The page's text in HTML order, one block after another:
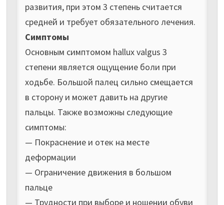
развития, при этом 3 степень считается
средней и требует обязательного лечения.
Симптомы
Основным симптомом hallux valgus 3
степени является ощущение боли при
ходьбе. Большой палец сильно смещается
в сторону и может давить на другие
пальцы. Также возможны следующие
симптомы:
— Покраснение и отек на месте
деформации
— Ограничение движения в большом
пальце
— Трудности при выборе и ношении обуви